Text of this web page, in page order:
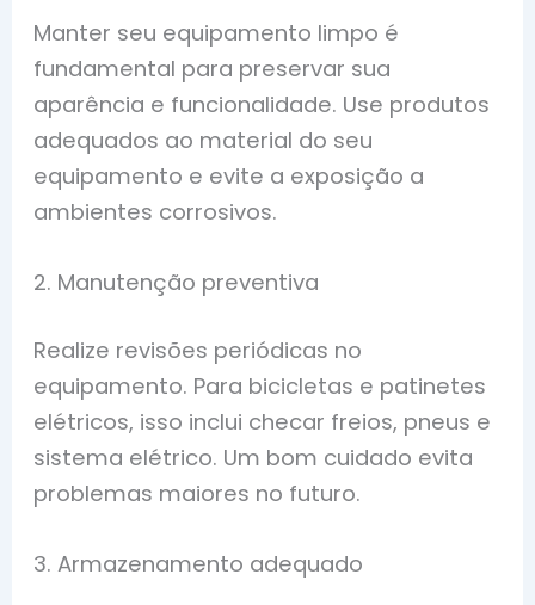
Manter seu equipamento limpo é
fundamental para preservar sua
aparência e funcionalidade. Use produtos
adequados ao material do seu
equipamento e evite a exposição a
ambientes corrosivos.
2. Manutenção preventiva
Realize revisões periódicas no
equipamento. Para bicicletas e patinetes
elétricos, isso inclui checar freios, pneus e
sistema elétrico. Um bom cuidado evita
problemas maiores no futuro.
3. Armazenamento adequado